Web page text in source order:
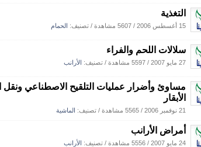
التغذية
15 أغسطس 2006 / 5607 مشاهدة / تصنيف: الحمام
سلالات اللحم والفراء
27 مايو 2007 / 5597 مشاهدة / تصنيف: الأرانب
مساوئ وأضرار عمليات التلقيح الاصطناعي ونقل
الأبقار
21 نوفمبر 2006 / 5565 مشاهدة / تصنيف: الماشية
أمراض الأرانب
24 مايو 2007 / 5556 مشاهدة / تصنيف: الأرانب